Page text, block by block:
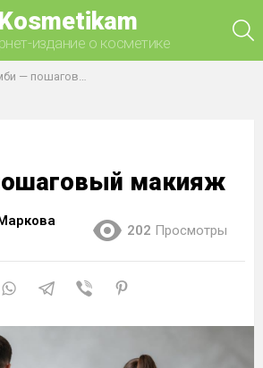
Kosmetikam
издание о косметике
— пошаговый макияж
макияж
202 Просмотры